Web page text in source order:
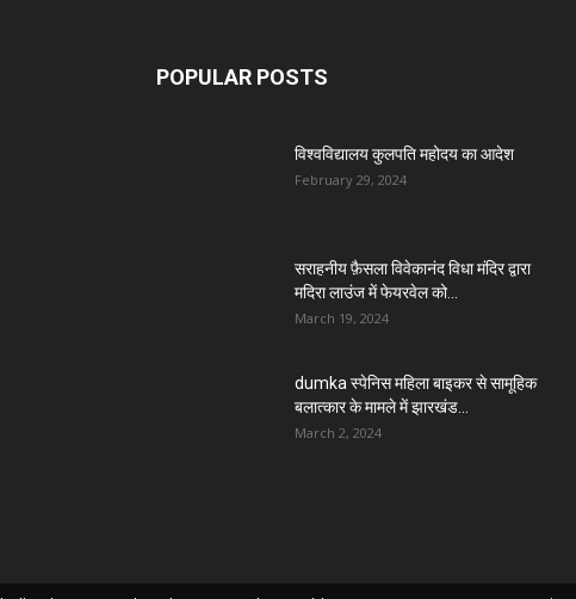
POPULAR POSTS
विश्वविद्यालय कुलपति महोदय का आदेश
February 29, 2024
सराहनीय फ़ैसला विवेकानंद विधा मंदिर द्वारा
मदिरा लाउंज में फेयरवेल को...
March 19, 2024
dumka स्पेनिस महिला बाइकर से सामूहिक
बलात्कार के मामले में झारखंड...
March 2, 2024